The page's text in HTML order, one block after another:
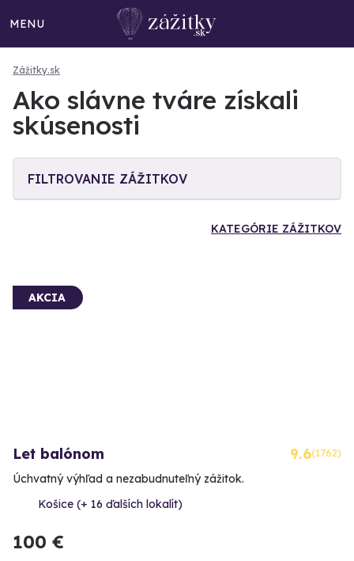
MENU
Zážitky.sk
Ako slávne tváre získali
skúsenosti
FILTROVANIE ZÁŽITKOV
KATEGÓRIE ZÁŽITKOV
AKCIA
Let balónom 9.6(1762)
Úchvatný výhľad a nezabudnuteľný zážitok.
Košice (+ 16 ďalších lokalít)
100 €